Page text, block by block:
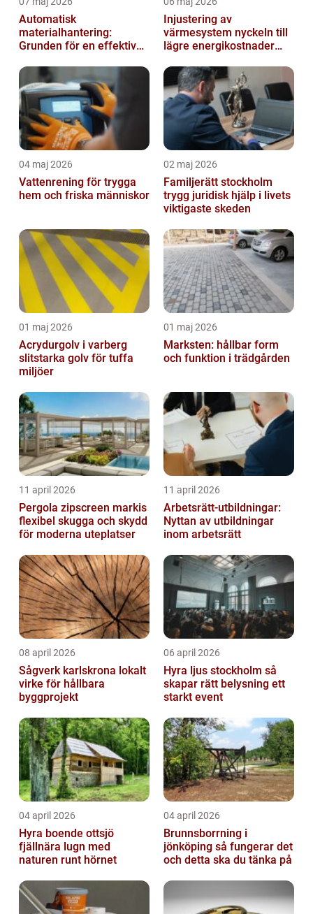
Automatisk
materialhantering:
Grunden för en effektiv
Injustering av
värmesystem nyckeln till
lägre energikostnader
inomhusklimat
04 maj 2026
Vattenrening för trygga
hem och friska människor
02 maj 2026
Familjerätt stockholm
trygg juridisk hjälp i livets
viktigaste skeden
01 maj 2026
Acrydurgolv i varberg
slitstarka golv för tuffa
miljöer
01 maj 2026
Marksten: hållbar form
och funktion i trädgården
11 april 2026
Pergola zipscreen markis
flexibel skugga och skydd
för moderna uteplatser
11 april 2026
Arbetsrätt-utbildningar:
Nyttan av utbildningar
inom arbetsrätt
08 april 2026
Sågverk karlskrona lokalt
virke för hållbara
byggprojekt
06 april 2026
Hyra ljus stockholm så
skapar rätt belysning ett
starkt event
04 april 2026
Hyra boende ottsjö
fjällnära lugn med
naturen runt hörnet
04 april 2026
Brunnsborrning i
jönköping så fungerar det
och detta ska du tänka på